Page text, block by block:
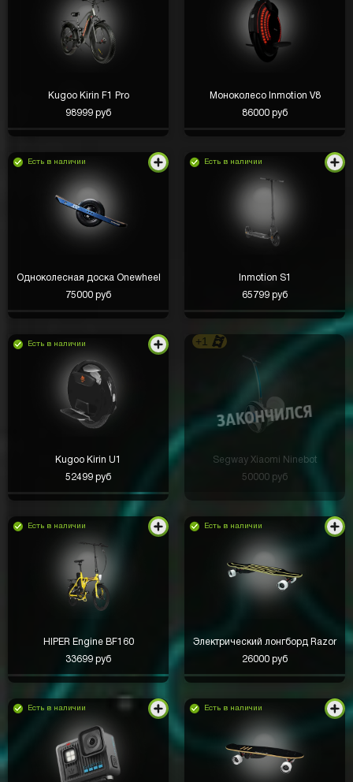
Kugoo Kirin F1 Pro
98999 руб
Моноколесо Inmotion V8
86000 руб
Есть в наличии
Одноколесная доска Onewheel
75000 руб
Есть в наличии
Inmotion S1
65799 руб
Есть в наличии
Kugoo Kirin U1
52499 руб
+1
Segway Xiaomi Ninebot
50000 руб
Есть в наличии
HIPER Engine BF160
33699 руб
Есть в наличии
Электрический лонгборд Razor
26000 руб
Есть в наличии Есть в наличии